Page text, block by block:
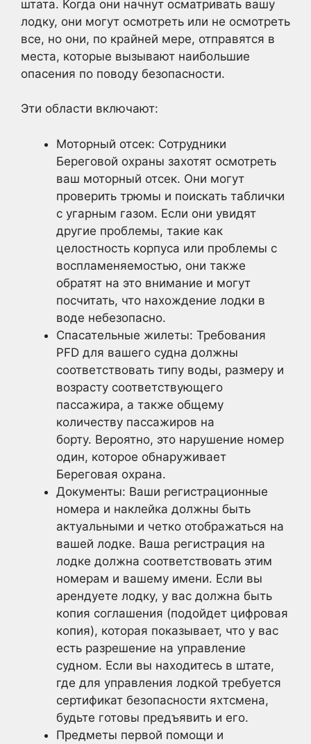
штата. Когда они начнут осматривать вашу
лодку, они могут осмотреть или не осмотреть
все, но они, по крайней мере, отправятся в
места, которые вызывают наибольшие
опасения по поводу безопасности.
Эти области включают:
Моторный отсек: Сотрудники
Береговой охраны захотят осмотреть
ваш моторный отсек. Они могут
проверить трюмы и поискать таблички
с угарным газом. Если они увидят
другие проблемы, такие как
целостность корпуса или проблемы с
воспламеняемостью, они также
обратят на это внимание и могут
посчитать, что нахождение лодки в
воде небезопасно.
Спасательные жилеты: Требования
PFD для вашего судна должны
соответствовать типу воды, размеру и
возрасту соответствующего
пассажира, а также общему
количеству пассажиров на
борту. Вероятно, это нарушение номер
один, которое обнаруживает
Береговая охрана.
Документы: Ваши регистрационные
номера и наклейка должны быть
актуальными и четко отображаться на
вашей лодке. Ваша регистрация на
лодке должна соответствовать этим
номерам и вашему имени. Если вы
арендуете лодку, у вас должна быть
копия соглашения (подойдет цифровая
копия), которая показывает, что у вас
есть разрешение на управление
судном. Если вы находитесь в штате,
где для управления лодкой требуется
сертификат безопасности яхтсмена,
будьте готовы предъявить и его.
Предметы первой помощи и